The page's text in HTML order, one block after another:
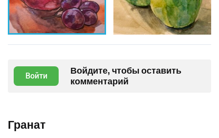
Войти
Войдите, чтобы оставить
комментарий
Гранат